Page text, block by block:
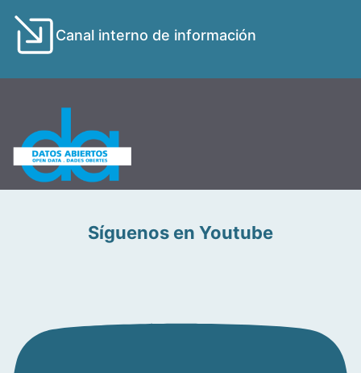
Canal interno de información
Síguenos en Youtube